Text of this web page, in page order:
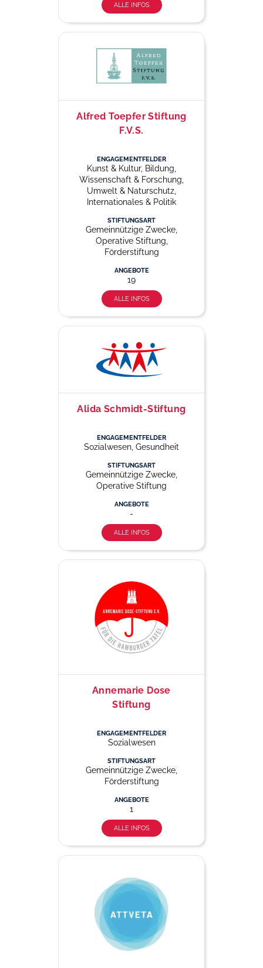
ALLE INFOS
Alfred Toepfer Stiftung
F.V.S.
ENGAGEMENTFELDER
Kunst & Kultur, Bildung,
Wissenschaft & Forschung,
Umwelt & Naturschutz,
Internationales & Politik
STIFTUNGSART
Gemeinnützige Zwecke,
Operative Stiftung,
Förderstiftung
ANGEBOTE
19
ALLE INFOS
Alida Schmidt-Stiftung
ENGAGEMENTFELDER
Sozialwesen, Gesundheit
STIFTUNGSART
Gemeinnützige Zwecke,
Operative Stiftung
ANGEBOTE
-
ALLE INFOS
Annemarie Dose
Stiftung
ENGAGEMENTFELDER
Sozialwesen
STIFTUNGSART
Gemeinnützige Zwecke,
Förderstiftung
ANGEBOTE
1
ALLE INFOS